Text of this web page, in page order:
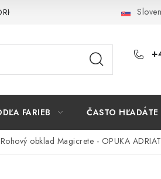
PREČO
FARIEB ČASTO HĽADÁTE
Rohový obklad Magicrete - OPUKA